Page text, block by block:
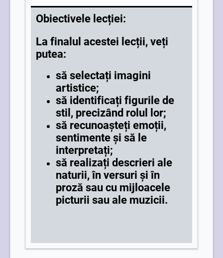
Obiectivele lecției:
La finalul acestei lecții, veți
putea:
să selectați imagini
artistice;
să identificați figurile de
stil, precizând rolul lor;
să recunoașteți emoții,
sentimente și să le
interpretați;
să realizați descrieri ale
naturii, în versuri şi în
proză sau cu mijloacele
picturii sau ale muzicii.